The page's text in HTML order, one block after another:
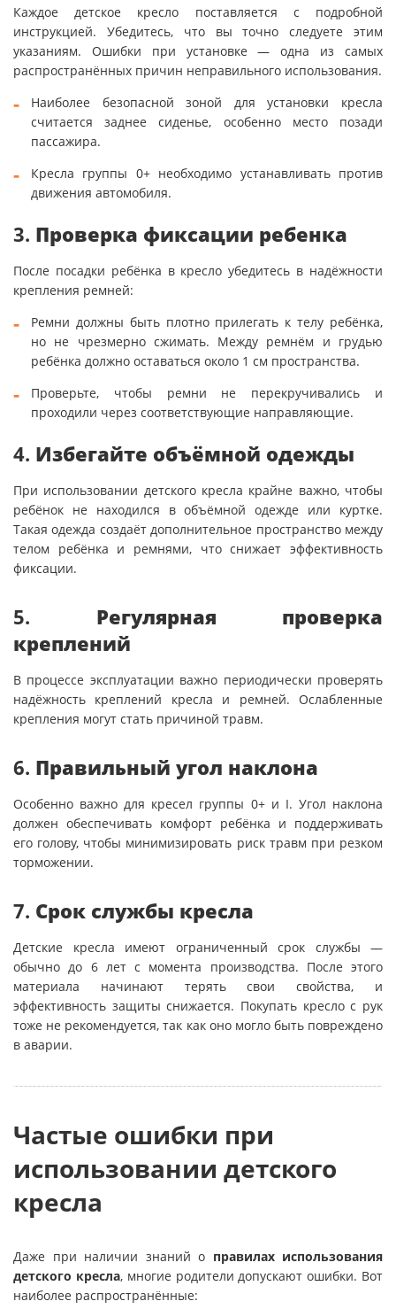
Каждое детское кресло поставляется с подробной
инструкцией. Убедитесь, что вы точно следуете этим
указаниям. Ошибки при установке — одна из самых
распространённых причин неправильного использования.
Наиболее безопасной зоной для установки кресла
считается заднее сиденье, особенно место позади
пассажира.
Кресла группы 0+ необходимо устанавливать против
движения автомобиля.
3. Проверка фиксации ребенка
После посадки ребёнка в кресло убедитесь в надёжности
крепления ремней:
Ремни должны быть плотно прилегать к телу ребёнка,
но не чрезмерно сжимать. Между ремнём и грудью
ребёнка должно оставаться около 1 см пространства.
Проверьте, чтобы ремни не перекручивались и
проходили через соответствующие направляющие.
4. Избегайте объёмной одежды
При использовании детского кресла крайне важно, чтобы
ребёнок не находился в объёмной одежде или куртке.
Такая одежда создаёт дополнительное пространство между
телом ребёнка и ремнями, что снижает эффективность
фиксации.
5. Регулярная проверка
креплений
В процессе эксплуатации важно периодически проверять
надёжность креплений кресла и ремней. Ослабленные
крепления могут стать причиной травм.
6. Правильный угол наклона
Особенно важно для кресел группы 0+ и I. Угол наклона
должен обеспечивать комфорт ребёнка и поддерживать
его голову, чтобы минимизировать риск травм при резком
торможении.
7. Срок службы кресла
Детские кресла имеют ограниченный срок службы —
обычно до 6 лет с момента производства. После этого
материала начинают терять свои свойства, и
эффективность защиты снижается. Покупать кресло с рук
тоже не рекомендуется, так как оно могло быть повреждено
в аварии.
Частые ошибки при
использовании детского
кресла
Даже при наличии знаний о правилах использования
детского кресла, многие родители допускают ошибки. Вот
наиболее распространённые: